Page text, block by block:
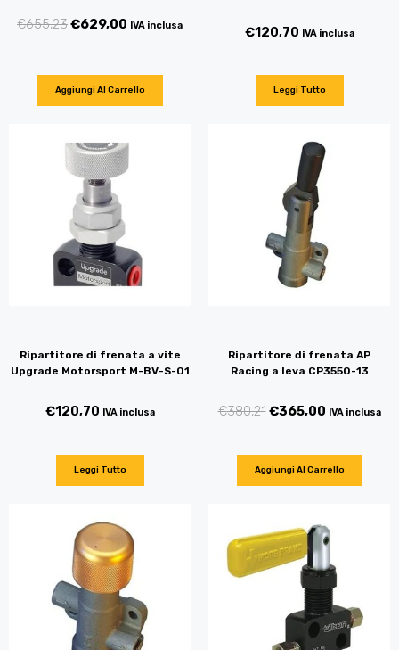
€655,23€629,00 IVA inclusa
Aggiungi Al Carrello
€120,70 IVA inclusa
Leggi Tutto
Ripartitore di frenata a vite
Upgrade Motorsport M-BV-S-01
€120,70 IVA inclusa
Leggi Tutto
Ripartitore di frenata AP
Racing a leva CP3550-13
€380,21€365,00 IVA inclusa
Aggiungi Al Carrello